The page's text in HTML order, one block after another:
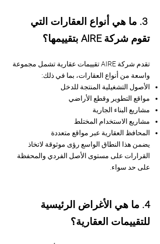
3. ما هي أنواع العقارات التي
تقوم شركة AIRE بتقييمها؟
تقدم شركة AIRE تقييمات عقارية تشمل مجموعة
واسعة من أنواع العقارات، بما في ذلك:
الأصول التشغيلية المنتجة للدخل
مواقع التطوير وقطع الأراضي
مشاريع البناء الجارية
مشاريع الاستخدام المختلط
المحافظ العقارية عبر مواقع متعددة
يضمن هذا النطاق الواسع رؤى موثوقة لاتخاذ
القرارات على مستوى الأصل الفردي والمحفظة
على حد سواء.
4. ما هي الأغراض الرئيسية
للتقييمات العقارية؟